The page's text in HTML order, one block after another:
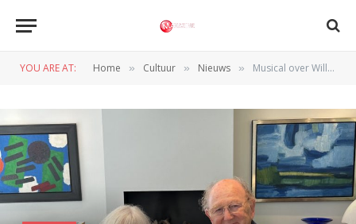
YOU ARE AT: Home » Cultuur » Nieuws » Musical over Willeke Alberti in 2027 naar de theaters